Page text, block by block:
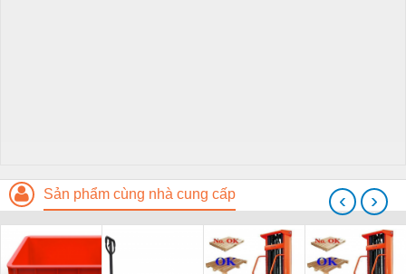
Sản phẩm cùng nhà cung cấp ‹ ›